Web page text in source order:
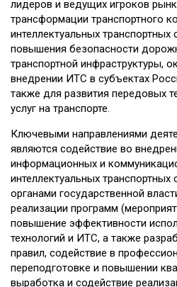
лидеров и ведущих игроков
трансформации транспортного
интеллектуальных транспортных
повышения безопасности
транспортной инфраструктуры,
внедрении ИТС в субъектах
также для развития передовых
услуг на транспорте.
Ключевыми направлениями
являются содействие во
информационных и
интеллектуальных
органами государственной
реализации программ
повышение эффективности
технологий и ИТС, а также
правил, содействие в
переподготовке и повышении
выработка и содействие